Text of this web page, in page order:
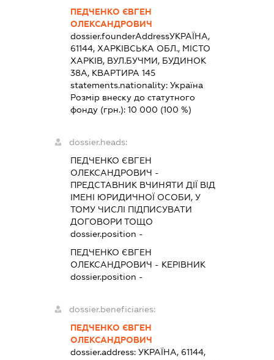
ПЕДЧЕНКО ЄВГЕН
ОЛЕКСАНДРОВИЧ
dossier.founderAddressУКРАЇНА,
61144, ХАРКІВСЬКА ОБЛ., МІСТО
ХАРКІВ, ВУЛ.БУЧМИ, БУДИНОК
38А, КВАРТИРА 145
statements.nationality: Україна
Розмір внеску до статутного
фонду (грн.): 10 000 (100 %)
dossier.heads:
ПЕДЧЕНКО ЄВГЕН
ОЛЕКСАНДРОВИЧ -
ПРЕДСТАВНИК ВЧИНЯТИ ДІЇ ВІД
ІМЕНІ ЮРИДИЧНОЇ ОСОБИ, У
ТОМУ ЧИСЛІ ПІДПИСУВАТИ
ДОГОВОРИ ТОЩО
dossier.position -
ПЕДЧЕНКО ЄВГЕН
ОЛЕКСАНДРОВИЧ - КЕРІВНИК
dossier.position -
dossier.beneficiaries:
ПЕДЧЕНКО ЄВГЕН
ОЛЕКСАНДРОВИЧ
dossier.address: УКРАЇНА, 61144,